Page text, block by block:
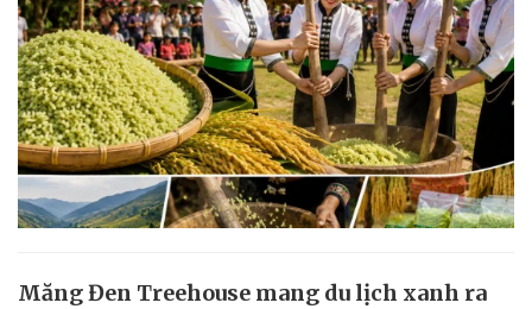
Măng Đen Treehouse mang du lịch xanh ra